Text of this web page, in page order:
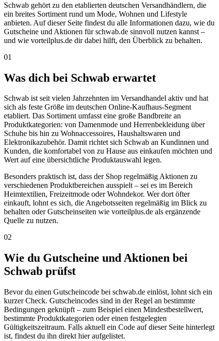
Schwab gehört zu den etablierten deutschen Versandhändlern, die
ein breites Sortiment rund um Mode, Wohnen und Lifestyle
anbieten. Auf dieser Seite findest du alle Informationen dazu, wie du
Gutscheine und Aktionen für schwab.de sinnvoll nutzen kannst –
und wie vorteilplus.de dir dabei hilft, den Überblick zu behalten.
01
Was dich bei Schwab erwartet
Schwab ist seit vielen Jahrzehnten im Versandhandel aktiv und hat
sich als feste Größe im deutschen Online-Kaufhaus-Segment
etabliert. Das Sortiment umfasst eine große Bandbreite an
Produktkategorien: von Damenmode und Herrenbekleidung über
Schuhe bis hin zu Wohnaccessoires, Haushaltswaren und
Elektronikazubehör. Damit richtet sich Schwab an Kundinnen und
Kunden, die komfortabel von zu Hause aus einkaufen möchten und
Wert auf eine übersichtliche Produktauswahl legen.
Besonders praktisch ist, dass der Shop regelmäßig Aktionen zu
verschiedenen Produktbereichen ausspielt – sei es im Bereich
Heimtextilien, Freizeitmode oder Wohndekor. Wer dort öfter
einkauft, lohnt es sich, die Angebotsseiten regelmäßig im Blick zu
behalten oder Gutscheinseiten wie vorteilplus.de als ergänzende
Quelle zu nutzen.
02
Wie du Gutscheine und Aktionen bei
Schwab prüfst
Bevor du einen Gutscheincode bei schwab.de einlöst, lohnt sich ein
kurzer Check. Gutscheincodes sind in der Regel an bestimmte
Bedingungen geknüpft – zum Beispiel einen Mindestbestellwert,
bestimmte Produktkategorien oder einen festgelegten
Gültigkeitszeitraum. Falls aktuell ein Code auf dieser Seite hinterlegt
ist, findest du ihn direkt hier aufgelistet.